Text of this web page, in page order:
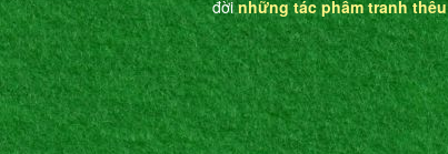
đờinhững tác phẩm tranh